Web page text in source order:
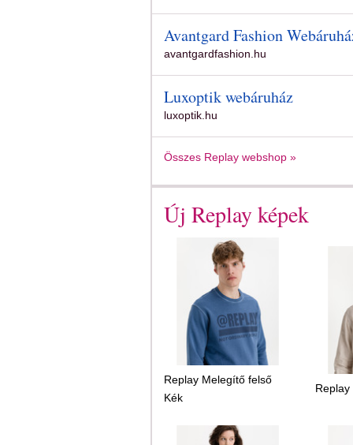
Avantgard Fashion
avantgardfashion.hu
Luxoptik webáruház
luxoptik.hu
Összes Replay webshop »
Új Replay képek
Replay Melegítő felső
Kék
Replay